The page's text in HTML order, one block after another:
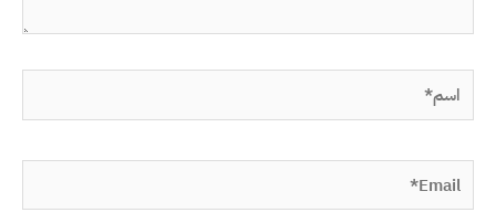
اسم*
Email*